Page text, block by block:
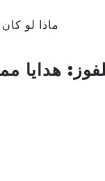
ماذا لو